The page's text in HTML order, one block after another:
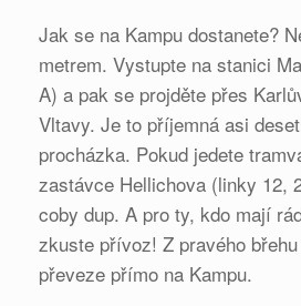
Jak se na Kampu dostanete?
metrem. Vystupte na stanici
A) a pak se projděte přes
Vltavy. Je to příjemná asi
procházka. Pokud jedete
zastávce Hellichova (linky 12,
coby dup. A pro ty, kdo mají
zkuste přívoz! Z pravého
převeze přímo na Kampu.